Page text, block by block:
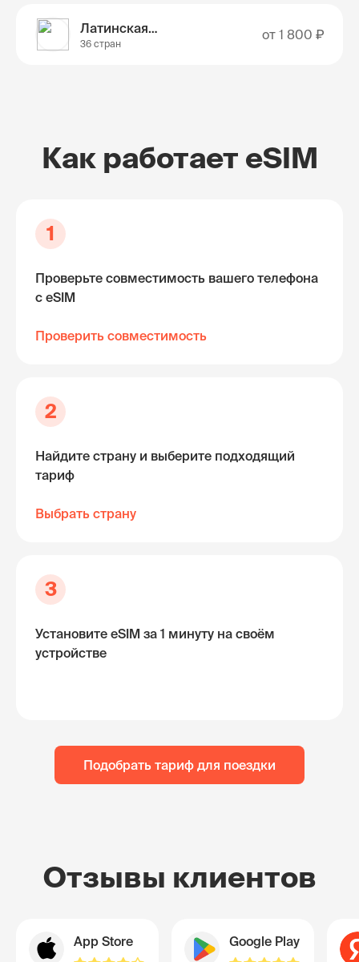
Латинская Америка
36 стран
от 1 800 ₽
Как работает eSIM
1
Проверьте совместимость вашего телефона
с eSIM
Проверить совместимость
2
Найдите страну и выберите подходящий
тариф
Выбрать страну
3
Установите eSIM за 1 минуту на своём
устройстве
Подобрать тариф для поездки
Отзывы клиентов
App Store Google Play